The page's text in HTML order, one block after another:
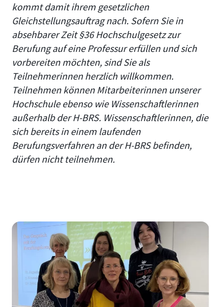
kommt damit ihrem gesetzlichen
Gleichstellungsauftrag nach. Sofern Sie in
absehbarer Zeit §36 Hochschulgesetz zur
Berufung auf eine Professur erfüllen und sich
vorbereiten möchten, sind Sie als
Teilnehmerinnen herzlich willkommen.
Teilnehmen können Mitarbeiterinnen unserer
Hochschule ebenso wie Wissenschaftlerinnen
außerhalb der H-BRS. Wissenschaftlerinnen, die
sich bereits in einem laufenden
Berufungsverfahren an der H-BRS befinden,
dürfen nicht teilnehmen.